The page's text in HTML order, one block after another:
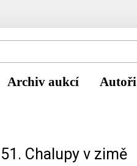
Archiv aukcí Autoři
51. Chalupy v zimě